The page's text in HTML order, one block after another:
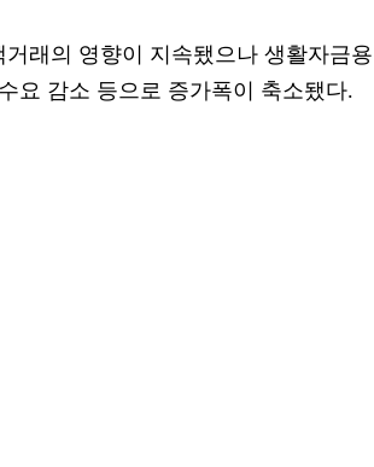
래의 영향이 지속됐으나 생활자금용
요 감소 등으로 증가폭이 축소됐다.